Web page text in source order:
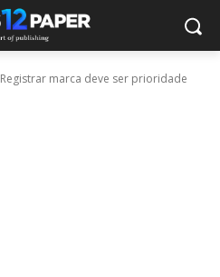
Registrar marca deve ser prioridade